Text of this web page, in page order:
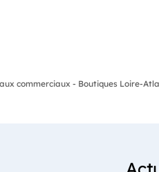
commerciaux - Boutiques Loire-